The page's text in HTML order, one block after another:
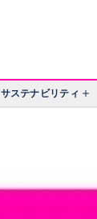
サステナビリティ